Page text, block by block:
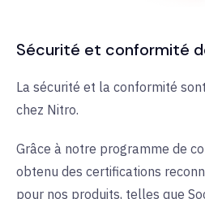
Sécurité et conformité
La sécurité et la conformité
chez Nitro.
Grâce à notre programme de
obtenu des certifications
pour nos produits, telles que